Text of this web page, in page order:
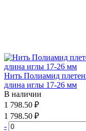
Нить Полиамид
длина иглы 17-26 мм
В наличии
1 798.50 ₽
1 798.50 ₽
-